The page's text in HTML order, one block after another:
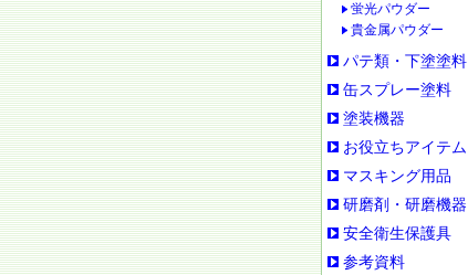
蛍光パウダー
貴金属パウダー
パテ類・下塗塗料
缶スプレー塗料
塗装機器
お役立ちアイテム
マスキング用品
研磨剤・研磨機器
安全衛生保護具
参考資料